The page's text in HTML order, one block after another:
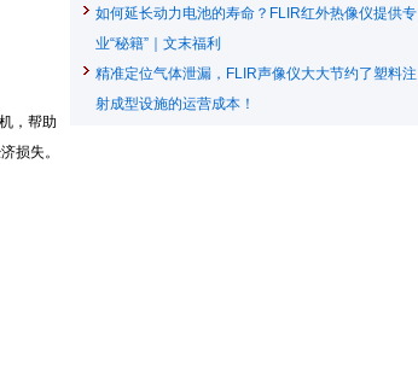
，帮助
损失。
如何延长动力电池的寿命？FLIR红外热像仪提供专
业“秘籍”｜文末福利
精准定位气体泄漏，FLIR声像仪大大节约了塑料注
射成型设施的运营成本！